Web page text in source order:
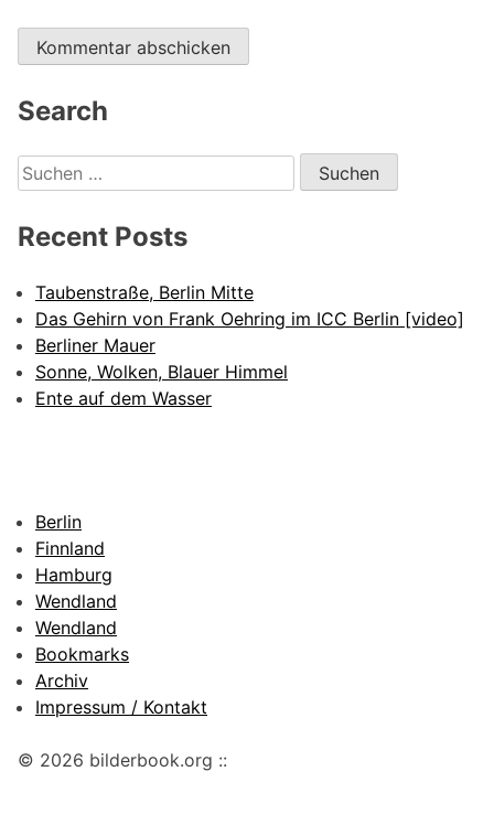
Search
Suchen
nach:
Recent Posts
Taubenstraße, Berlin Mitte
Das Gehirn von Frank Oehring im ICC Berlin [video]
Berliner Mauer
Sonne, Wolken, Blauer Himmel
Ente auf dem Wasser
Berlin
Finnland
Hamburg
Wendland
Wendland
Bookmarks
Archiv
Impressum / Kontakt
© 2026 bilderbook.org ::